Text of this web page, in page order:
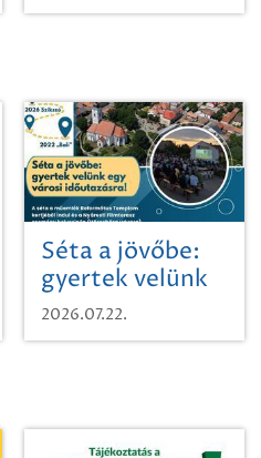
Séta a jövőbe:
gyertek velünk
egy városi
időutazásra!
2026.07.22.